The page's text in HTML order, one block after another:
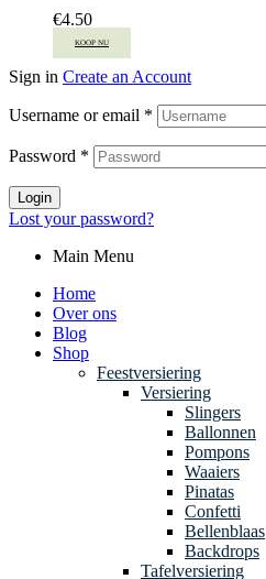
€4.50
KOOP NU
Sign in Create an Account
Username or email *
Password *
Login
Lost your password?
Main Menu
Home
Over ons
Blog
Shop
Feestversiering
Versiering
Slingers
Ballonnen
Pompons
Waaiers
Pinatas
Confetti
Bellenblaas
Backdrops
Tafelversiering